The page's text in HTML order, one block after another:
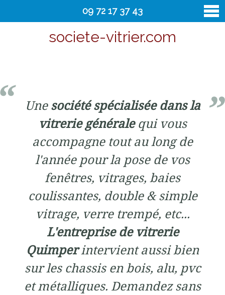
09 72 17 37 43
societe-vitrier.com
Unesociété spécialisée dans la
vitrerie généralequi vous
accompagne tout au long de
l'année pour la pose de vos
fenêtres, vitrages, baies
coulissantes, double & simple
vitrage, verre trempé, etc...
L'entreprise de vitrerie
Quimperintervient aussi bien
sur les chassis en bois, alu, pvc
et métalliques. Demandez sans